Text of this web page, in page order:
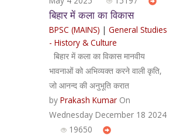
बिहार में कला का विकास
BPSC (MAINS) | General Studies
- History & Culture
बिहार में कला का विकास मानवीय
भावनाओं को अभिव्यक्त करने वाली कृति,
जो आनन्द की अनुभूति करात
by Prakash KumarOn
Wednesday December 18 2024
19650